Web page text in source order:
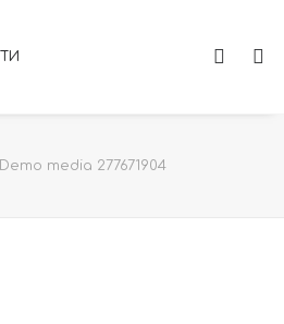
Demo media 277671904